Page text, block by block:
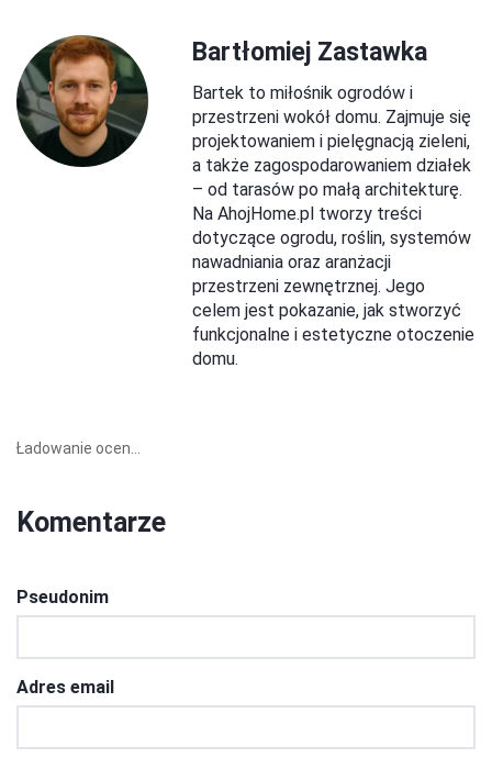
Bartłomiej Zastawka
Bartek to miłośnik ogrodów i
przestrzeni wokół domu. Zajmuje się
projektowaniem i pielęgnacją zieleni,
a także zagospodarowaniem działek
– od tarasów po małą architekturę.
Na AhojHome.pl tworzy treści
dotyczące ogrodu, roślin, systemów
nawadniania oraz aranżacji
przestrzeni zewnętrznej. Jego
celem jest pokazanie, jak stworzyć
funkcjonalne i estetyczne otoczenie
domu.
Ładowanie ocen...
Komentarze
Pseudonim
Adres email